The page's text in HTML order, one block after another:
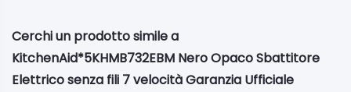
Peso netto (kg) 0.95
Garanzia Italia
Cerchi un prodotto simile a
KitchenAid*5KHMB732EBM Nero Opaco Sbattitore
Elettrico senza fili 7 velocità Garanzia Ufficiale